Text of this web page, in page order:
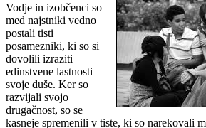
Vodje in izobčenci so
med najstniki vedno
postali tisti
posamezniki, ki so si
dovolili izraziti
edinstvene lastnosti
svoje duše. Ker so
razvijali svojo
drugačnost, so se
kasneje spremenili v tiste, ki so narekovali